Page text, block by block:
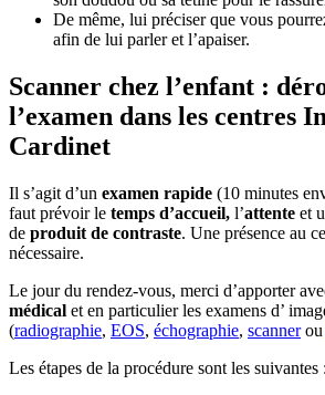
De même, lui préciser que vous
afin de lui parler et l’apaiser.
Scanner chez l’enfant :
l’examen dans les centres
Cardinet
Il s’agit d’un examen rapide (10 minutes
faut prévoir le temps d’accueil, l’attente et
de produit de contraste. Une présence au
nécessaire.
Le jour du rendez-vous, merci d’apporter
médical et en particulier les examens d’
(radiographie, EOS, échographie, scannerou
Les étapes de la procédure sont les suivantes :